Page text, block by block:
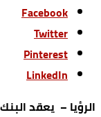
Facebook
Twitter
Pinterest
LinkedIn